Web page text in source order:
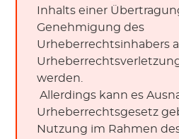
Inhalts einer
Genehmigung des
Urheberrechtsinhabers
werden.
Allerdings kann es Ausnahmen vom
Urheberrechtsgesetz
Nutzung im Rahmen